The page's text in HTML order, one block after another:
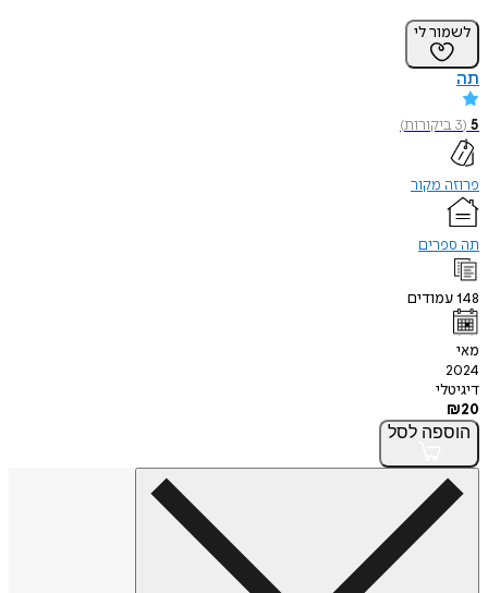
לשמור לי
תה
5
(
3ביקורות)
פרוזה מקור
תה ספרים
148עמודים
מאי
2024
דיגיטלי
₪20
הוספה לסל